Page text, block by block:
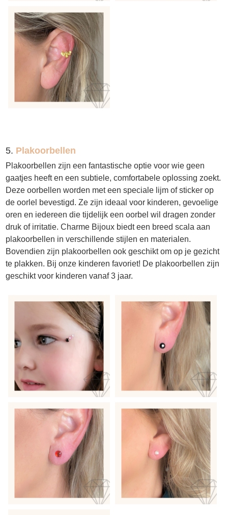
5. Plakoorbellen
Plakoorbellen zijn een fantastische optie voor wie geen
gaatjes heeft en een subtiele, comfortabele oplossing zoekt.
Deze oorbellen worden met een speciale lijm of sticker op
de oorlel bevestigd. Ze zijn ideaal voor kinderen, gevoelige
oren en iedereen die tijdelijk een oorbel wil dragen zonder
druk of irritatie. Charme Bijoux biedt een breed scala aan
plakoorbellen in verschillende stijlen en materialen.
Bovendien zijn plakoorbellen ook geschikt om op je gezicht
te plakken. Bij onze kinderen favoriet! De plakoorbellen zijn
geschikt voor kinderen vanaf 3 jaar.